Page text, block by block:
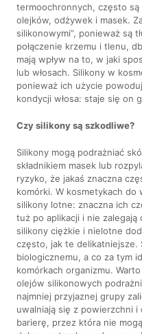
termoochronnych, często są
olejków, odżywek i masek.
silikonowymi”, ponieważ są
połączenie krzemu i tlenu,
mają wpływ na to, w jaki
lub włosach. Silikony w
ponieważ ich użycie
kondycji włosa: staje się on
Czy silikony są szkodliwe?
Silikony mogą podrażniać
składnikiem masek lub
ryzyko, że jakaś znaczna
komórki. W kosmetykach do
silikony lotne: znaczna ich
tuż po aplikacji i nie
silikony ciężkie i nielotne
często, jak te delikatniejsze.
biologicznemu, a co za tym
komórkach organizmu.
olejów silikonowych
najmniej przyjaznej grupy
uwalniają się z powierzchni i
barierę, przez która nie